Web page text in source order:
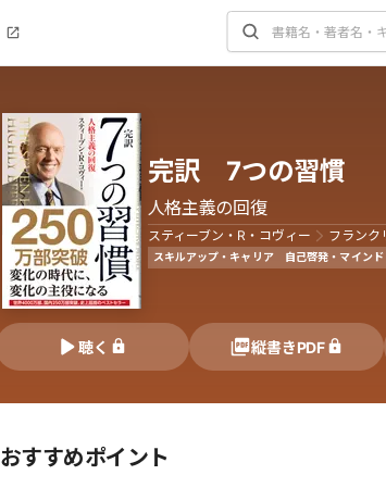
完訳 7つの習慣
人格主義の回復
スティーブン・R・コヴィー フランク
スキルアップ・キャリア 自己啓発・マインド
聴く 縦書きPDF
おすすめポイント